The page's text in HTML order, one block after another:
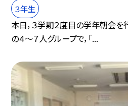
３年生
本日，３学期２度目の学年朝会を
の４～７人グループで，「...